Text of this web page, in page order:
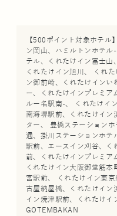
【500ポイント対象ホテル
ン岡山、ハミルトンホテ
テル、くれたけイン富士山
くれたけイン旭川、 くれ
ン御前崎、くれたけインい
ー、くれたけインプレミア
ルー名駅南-、 くれたけイ
南海堺駅前、くれたけイン
ター、 豊橋ステーション
通、掛川ステーションホテ
駅前、エースイン刈谷、く
前、くれたけインプレミア
くれたけイン大阪御堂筋
宮駅前、 くれたけイン東
古屋納屋橋、くれたけイン
イン焼津駅前、くれたけイ
GOTEMBAKAN